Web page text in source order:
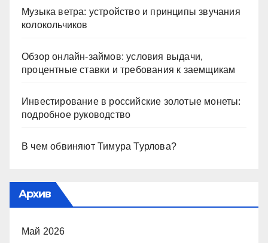
Музыка ветра: устройство и принципы звучания
колокольчиков
Обзор онлайн-займов: условия выдачи,
процентные ставки и требования к заемщикам
Инвестирование в российские золотые монеты:
подробное руководство
В чем обвиняют Тимура Турлова?
Архив
Май 2026